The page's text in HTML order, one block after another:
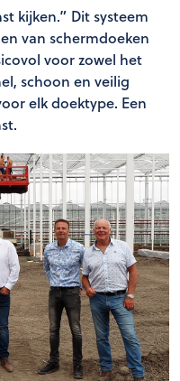
kijken.” Dit systeem
van schermdoeken
voor zowel het
schoon en veilig
elk doektype. Een